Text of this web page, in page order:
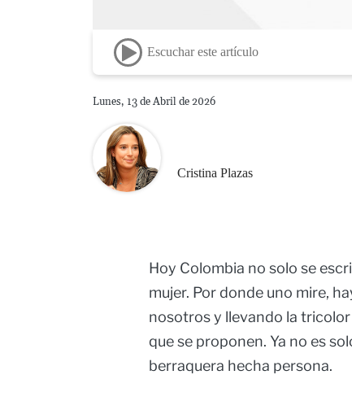
Escuchar este artículo
Lunes, 13 de Abril de 2026
Cristina Plazas
Hoy Colombia no solo se
mujer. Por donde uno mire,
nosotros y llevando la
que se proponen. Ya no es
berraquera hecha persona.